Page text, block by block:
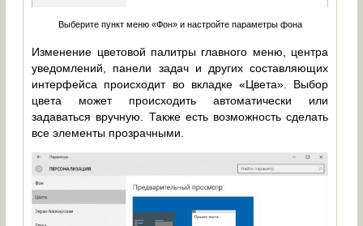
Выберите пункт меню «Фон» и настройте параметры фона
Изменение цветовой палитры главного меню, центра
уведомлений, панели задач и других составляющих
интерфейса происходит во вкладке «Цвета». Выбор
цвета может происходить автоматически или
задаваться вручную. Также есть возможность сделать
все элементы прозрачными.